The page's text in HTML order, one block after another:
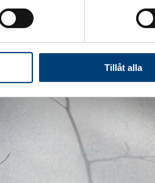
Tillåt alla